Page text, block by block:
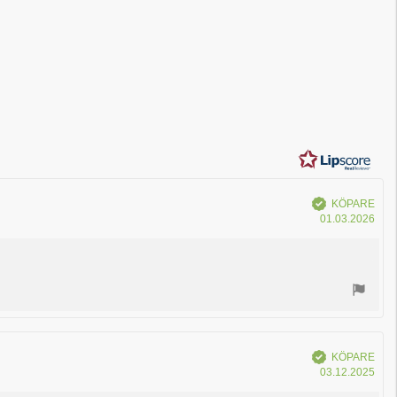
Bekräftad
KÖPARE
01.03.2026
Bekräftad
KÖPARE
03.12.2025